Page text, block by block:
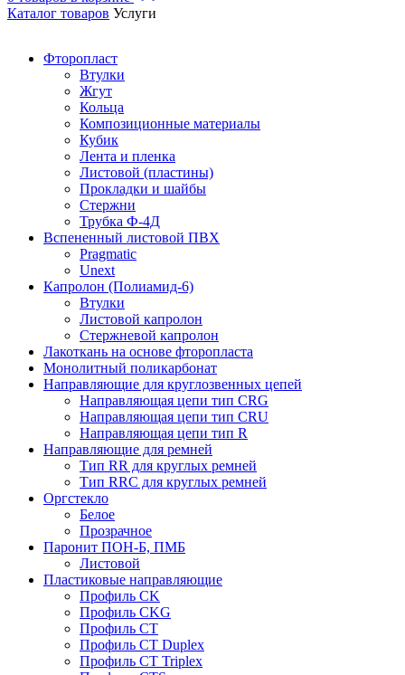
Каталог товаров Услуги
Фторопласт
Втулки
Жгут
Кольца
Композиционные материалы
Кубик
Лента и пленка
Листовой (пластины)
Прокладки и шайбы
Стержни
Трубка Ф-4Д
Вспененный листовой ПВХ
Pragmatic
Unext
Капролон (Полиамид-6)
Втулки
Листовой капролон
Стержневой капролон
Лакоткань на основе фторопласта
Монолитный поликарбонат
Направляющие для круглозвенных цепей
Направляющая цепи тип CRG
Направляющая цепи тип CRU
Направляющая цепи тип R
Направляющие для ремней
Тип RR для круглых ремней
Тип RRС для круглых ремней
Оргстекло
Белое
Прозрачное
Паронит ПОН-Б, ПМБ
Листовой
Пластиковые направляющие
Профиль CK
Профиль CKG
Профиль CT
Профиль CT Duplex
Профиль CT Triplex